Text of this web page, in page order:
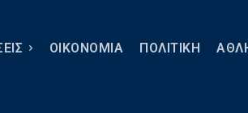
ΟΙΚΟΝΟΜΙΑ ΠΟΛΙΤΙΚΗ